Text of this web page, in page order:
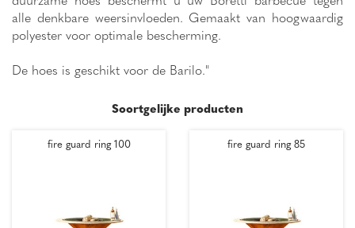
alle denkbare weersinvloeden. Gemaakt van hoogwaardig
polyester voor optimale bescherming.
De hoes is geschikt voor de Barilo."
Soortgelijke producten
fire guard ring 100 fire guard ring 85